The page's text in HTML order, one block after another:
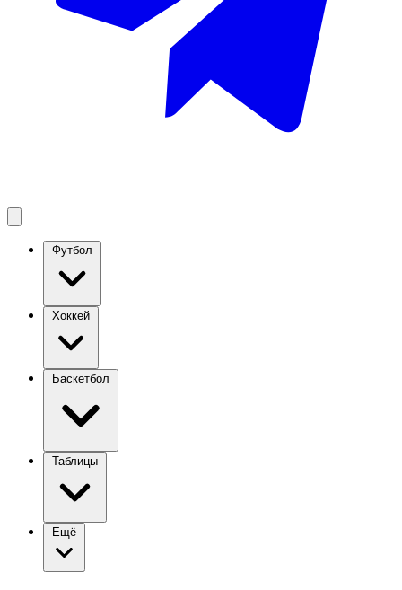
Футбол
Хоккей
Баскетбол
Таблицы
Ещё